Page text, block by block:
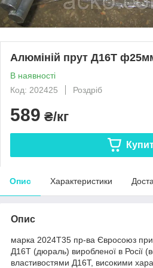
Алюміній прут Д16Т
В наявності
Код: 202425
Роздріб
589 ₴/кг
Опис Характеристики
Опис
марка 2024Т35 пр-ва Євросоюз
Д16Т (дюраль) виробленої в Росії
властивостями Д16Т, високими